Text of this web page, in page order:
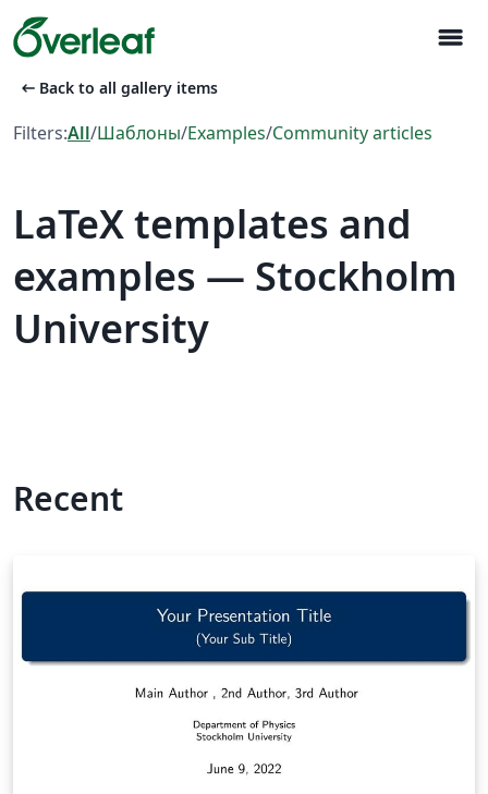
menu
arrow_left_alt Back to all gallery items
Filters:All/Шаблоны/Examples/Community articles
LaTeX templates and
examples — Stockholm
University
Recent